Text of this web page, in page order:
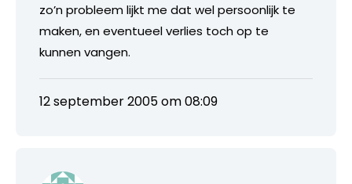
zo’n probleem lijkt me dat wel persoonlijk te
maken, en eventueel verlies toch op te
kunnen vangen.
12 september 2005 om 08:09